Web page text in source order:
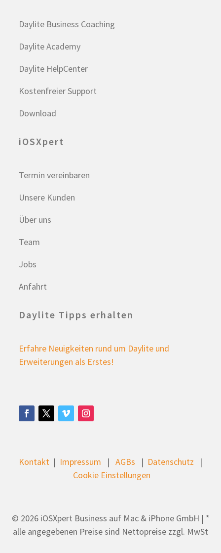
Daylite Business Coaching
Daylite Academy
Daylite HelpCenter
Kostenfreier Support
Download
iOSXpert
Termin vereinbaren
Unsere Kunden
Über uns
Team
Jobs
Anfahrt
Daylite Tipps erhalten
Erfahre Neuigkeiten rund um Daylite und
Erweiterungen als Erstes!
Kontakt | Impressum | AGBs | Datenschutz |
Cookie Einstellungen
© 2026 iOSXpert Business auf Mac & iPhone GmbH | *
alle angegebenen Preise sind Nettopreise zzgl. MwSt